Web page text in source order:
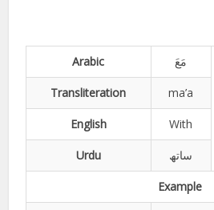
Arabic مَعَ
Transliteration ma’a
English With
Urdu ساتھ
Example